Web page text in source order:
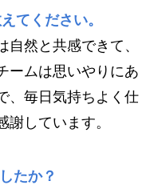
てください。
然と共感できて、
ームは思いやりにあ
、毎日気持ちよく仕
しています。
たか？